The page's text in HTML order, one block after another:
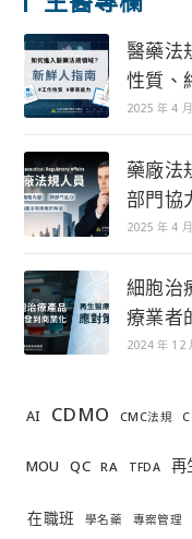
醫藥法
性質、
2025 年 4
藥廠法
部門協
2025 年 4
細胞治
療業者
2024 年 12
AI CDMO CMC法規
MOU QC RA TFDA 再
在職班 學名藥 專案管理